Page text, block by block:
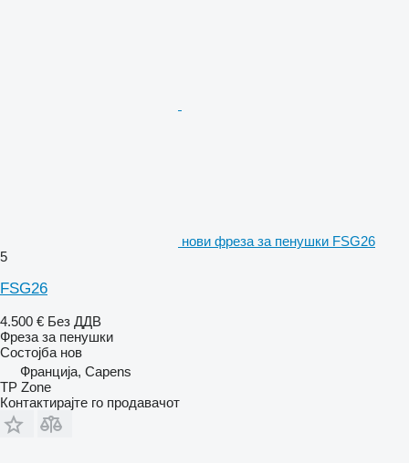
нови фреза за пенушки FSG26
5
FSG26
4.500 € Без ДДВ
Фреза за пенушки
Состојба нов
Франција, Capens
TP Zone
Контактирајте го продавачот